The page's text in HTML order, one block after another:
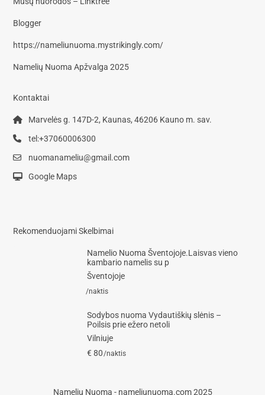
Blogger
https://nameliunuoma.mystrikingly.com/
Namelių Nuoma Apžvalga 2025
Kontaktai
Marvelės g. 147D-2, Kaunas, 46206 Kauno m. sav.
tel:+37060006300
nuomanameliu@gmail.com
Google Maps
Rekomenduojami Skelbimai
Namelio Nuoma Šventojoje.Laisvas vieno
kambario namelis su p
Šventojoje
/naktis
Sodybos nuoma Vydautiškių slėnis –
Poilsis prie ežero netoli
Vilniuje
€ 80/naktis
Namelių Nuoma - nameliunuoma.com 2025